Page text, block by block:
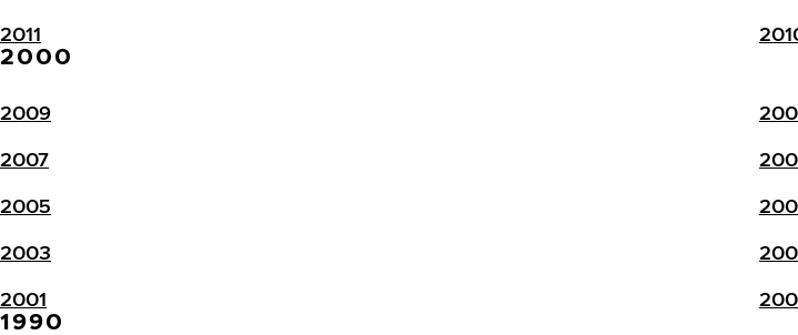
2011
2000
2009
2007
2005
2003
2001
1990